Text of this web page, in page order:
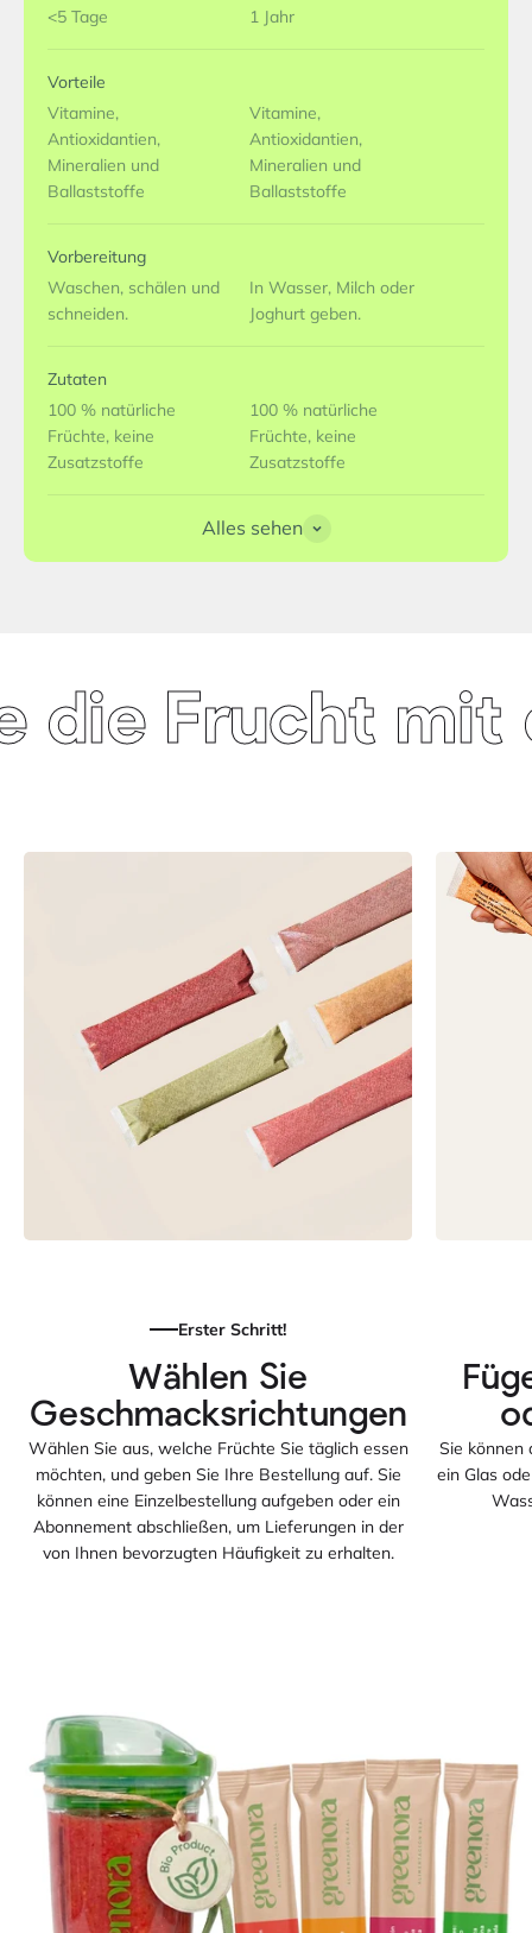
<5 Tage
1 Jahr
Vorteile
Vitamine,
Antioxidantien,
Mineralien und
Ballaststoffe
Vitamine,
Antioxidantien,
Mineralien und
Ballaststoffe
Vorbereitung
Waschen, schälen und
schneiden.
In Wasser, Milch oder
Joghurt geben.
Zutaten
100 % natürliche
Früchte, keine
Zusatzstoffe
100 % natürliche
Früchte, keine
Zusatzstoffe
Alles sehen
die Frucht mit
Erster Schritt!
Wählen Sie aus, welche Früchte Sie täglich essen
möchten, und geben Sie Ihre Bestellung auf. Sie
können eine Einzelbestellung aufgeben oder ein
Abonnement abschließen, um Lieferungen in der
von Ihnen bevorzugten Häufigkeit zu erhalten.
Sie können
ein Glas